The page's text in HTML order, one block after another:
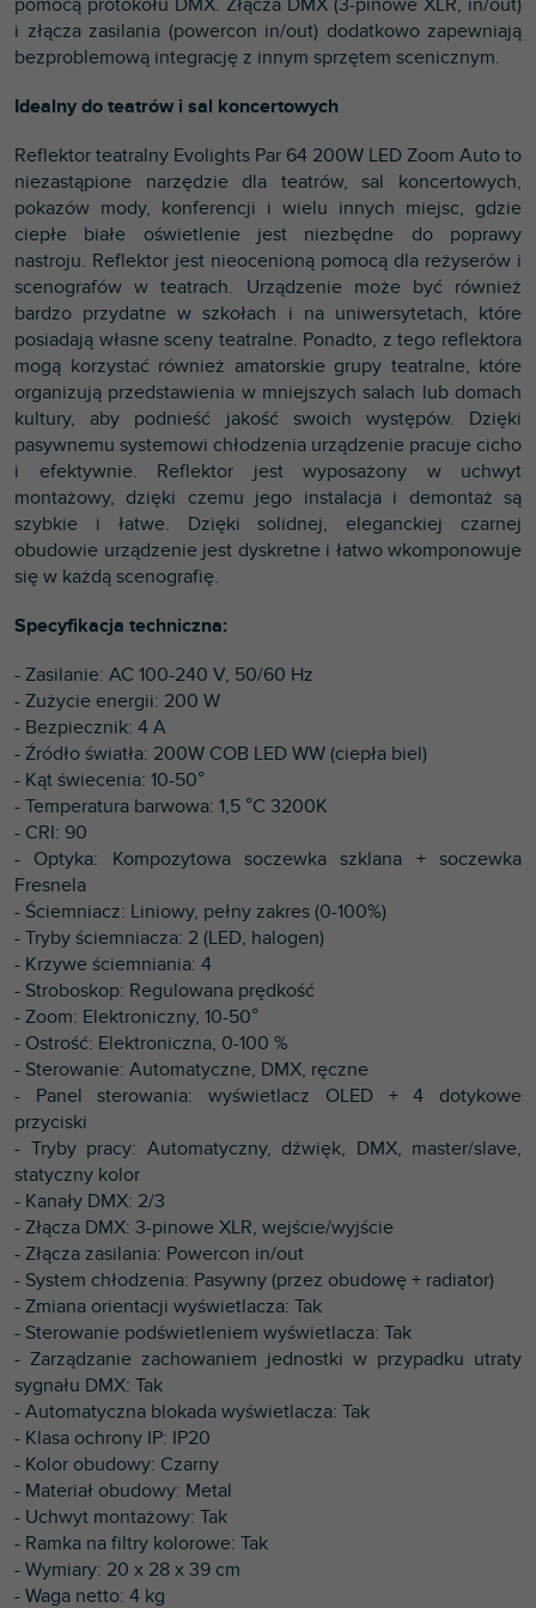
i złącza zasilania (powercon in/out) dodatkowo zapewniają
bezproblemową integrację z innym sprzętem scenicznym.
Idealny do teatrów i sal koncertowych
Reflektor teatralny Evolights Par 64 200W LED Zoom Auto to
niezastąpione narzędzie dla teatrów, sal koncertowych,
pokazów mody, konferencji i wielu innych miejsc, gdzie
ciepłe białe oświetlenie jest niezbędne do poprawy
nastroju. Reflektor jest nieocenioną pomocą dla reżyserów i
scenografów w teatrach. Urządzenie może być również
bardzo przydatne w szkołach i na uniwersytetach, które
posiadają własne sceny teatralne. Ponadto, z tego reflektora
mogą korzystać również amatorskie grupy teatralne, które
organizują przedstawienia w mniejszych salach lub domach
kultury, aby podnieść jakość swoich występów. Dzięki
pasywnemu systemowi chłodzenia urządzenie pracuje cicho
i efektywnie. Reflektor jest wyposażony w uchwyt
montażowy, dzięki czemu jego instalacja i demontaż są
szybkie i łatwe. Dzięki solidnej, eleganckiej czarnej
obudowie urządzenie jest dyskretne i łatwo wkomponowuje
się w każdą scenografię.
Specyfikacja techniczna:
- Zasilanie: AC 100-240 V, 50/60 Hz
- Zużycie energii: 200 W
- Bezpiecznik: 4 A
- Źródło światła: 200W COB LED WW (ciepła biel)
- Kąt świecenia: 10-50°
- Temperatura barwowa: 1,5 °C 3200K
- CRI: 90
- Optyka: Kompozytowa soczewka szklana + soczewka
Fresnela
- Ściemniacz: Liniowy, pełny zakres (0-100%)
- Tryby ściemniacza: 2 (LED, halogen)
- Krzywe ściemniania: 4
- Stroboskop: Regulowana prędkość
- Zoom: Elektroniczny, 10-50°
- Ostrość: Elektroniczna, 0-100 %
- Sterowanie: Automatyczne, DMX, ręczne
- Panel sterowania: wyświetlacz OLED + 4 dotykowe
przyciski
- Tryby pracy: Automatyczny, dźwięk, DMX, master/slave,
statyczny kolor
- Kanały DMX: 2/3
- Złącza DMX: 3-pinowe XLR, wejście/wyjście
- Złącza zasilania: Powercon in/out
- System chłodzenia: Pasywny (przez obudowę + radiator)
- Zmiana orientacji wyświetlacza: Tak
- Sterowanie podświetleniem wyświetlacza: Tak
- Zarządzanie zachowaniem jednostki w przypadku utraty
sygnału DMX: Tak
- Automatyczna blokada wyświetlacza: Tak
- Klasa ochrony IP: IP20
- Kolor obudowy: Czarny
- Materiał obudowy: Metal
- Uchwyt montażowy: Tak
- Ramka na filtry kolorowe: Tak
- Wymiary: 20 x 28 x 39 cm
- Waga netto: 4 kg